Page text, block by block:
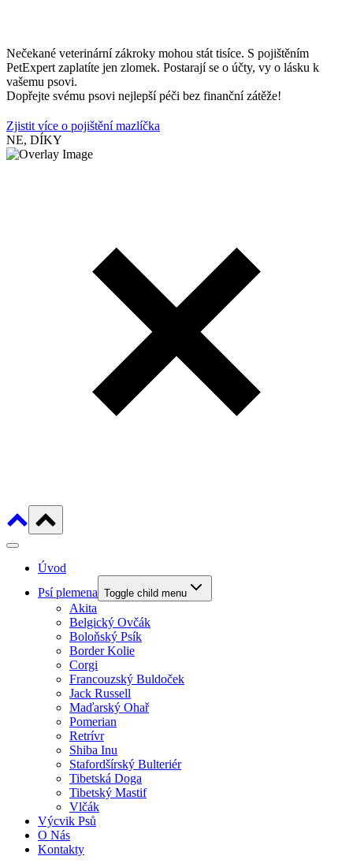
Nečekané veterinární zákroky mohou stát tisíce. S pojištěním
PetExpert zaplatíte jen zlomek. Postarají se o účty, vy o lásku k
vašemu psovi.
Dopřejte svému psovi nejlepší péči bez finanční zátěže!
Zjistit více o pojištění mazlíčka
NE, DÍKY
Úvod
Psí plemena Toggle child menu
Akita
Belgický Ovčák
Boloňský Psík
Border Kolie
Corgi
Francouzský Buldoček
Jack Russell
Maďarský Ohař
Pomerian
Retrívr
Shiba Inu
Stafordšírský Bulteriér
Tibetská Doga
Tibetský Mastif
Vlčák
Výcvik Psů
O Nás
Kontakty